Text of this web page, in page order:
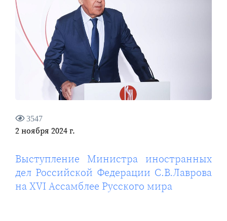
3547
2 ноября 2024 г.
Выступление Министра иностранных
дел Российской Федерации С.В.Лаврова
на XVI Ассамблее Русского мира